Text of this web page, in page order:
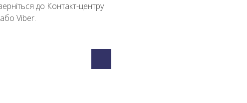
до Контакт-центру
Viber.